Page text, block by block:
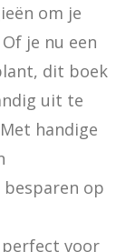
om je
je nu een
dit boek
uit te
handige
op
perfect voor